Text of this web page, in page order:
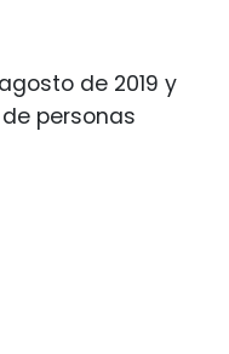
de 2019 y
personas